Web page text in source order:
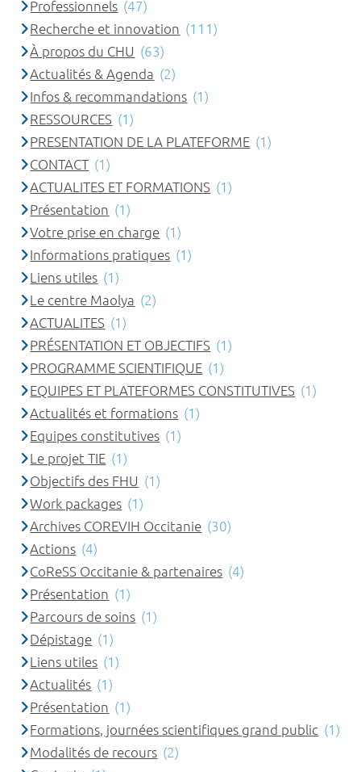
Professionnels (47)
Recherche et innovation (111)
À propos du CHU (63)
Actualités & Agenda (2)
Infos & recommandations (1)
RESSOURCES (1)
PRESENTATION DE LA PLATEFORME (1)
CONTACT (1)
ACTUALITES ET FORMATIONS (1)
Présentation (1)
Votre prise en charge (1)
Informations pratiques (1)
Liens utiles (1)
Le centre Maolya (2)
ACTUALITES (1)
PRÉSENTATION ET OBJECTIFS (1)
PROGRAMME SCIENTIFIQUE (1)
EQUIPES ET PLATEFORMES CONSTITUTIVES (1)
Actualités et formations (1)
Equipes constitutives (1)
Le projet TIE (1)
Objectifs des FHU (1)
Work packages (1)
Archives COREVIH Occitanie (30)
Actions (4)
CoReSS Occitanie & partenaires (4)
Présentation (1)
Parcours de soins (1)
Dépistage (1)
Liens utiles (1)
Actualités (1)
Présentation (1)
Formations, journées scientifiques grand public (1)
Modalités de recours (2)